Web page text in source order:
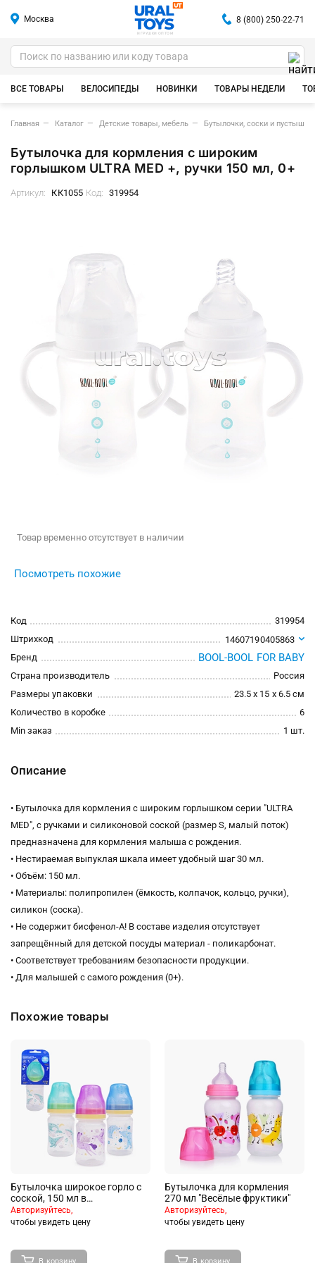
Москва
ИГРУШКИ ОПТОМ
8 (800) 250-22-71
ВСЕ ТОВАРЫ ВЕЛОСИПЕДЫ НОВИНКИ ТОВАРЫ НЕДЕЛИ
Главная Каталог Детские товары, мебель Бутылочки, соски и пустышки
Бутылочка для кормления с широким
горлышком ULTRA MED +, ручки 150 мл, 0+
Артикул: КК1055 Код: 319954
Товар временно отсутствует в наличии
Посмотреть похожие
Код
319954
Штрихкод
14607190405863
Бренд
BOOL-BOOL FOR BABY
Страна производитель
Россия
Размеры упаковки
23.5 x 15 x 6.5 см
Количество в коробке
6
Min заказ
1 шт.
Описание
• Бутылочка для кормления с широким горлышком серии "ULTRA
MED", с ручками и силиконовой соской (размер S, малый поток)
предназначена для кормления малыша с рождения.
• Нестираемая выпуклая шкала имеет удобный шаг 30 мл.
• Объём: 150 мл.
• Материалы: полипропилен (ёмкость, колпачок, кольцо, ручки),
силикон (соска).
• Не содержит бисфенол-А! В составе изделия отсутствует
запрещённый для детской посуды материал - поликарбонат.
• Соответствует требованиям безопасности продукции.
• Для малышей с самого рождения (0+).
Похожие товары
Бутылочка широкое горло с
соской, 150 мл в
ассортименте
Авторизуйтесь,
чтобы увидеть цену
В корзину
Бутылочка для кормления
270 мл "Весёлые фруктики"
Авторизуйтесь,
чтобы увидеть цену
В корзину